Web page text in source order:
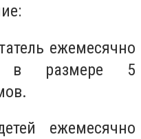
ежемесячно
в размере 5
ежемесячно